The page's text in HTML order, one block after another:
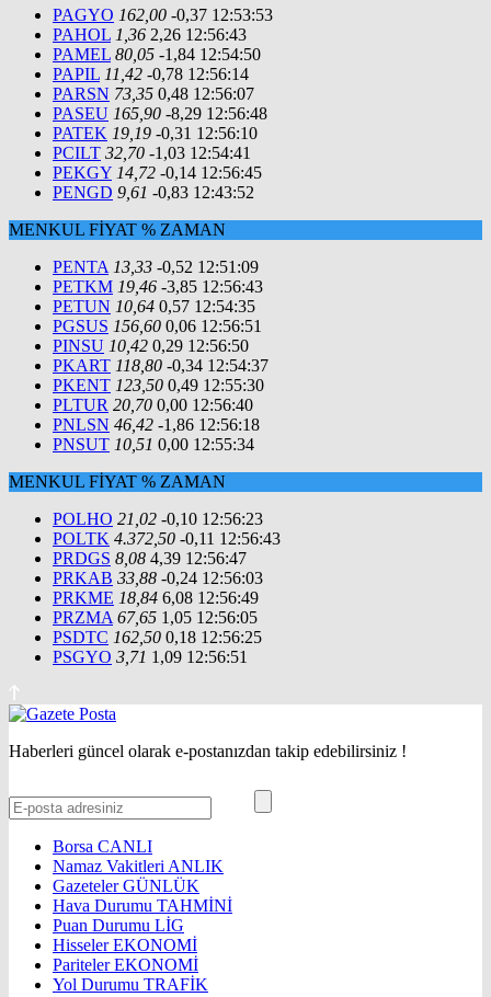
PAGYO 162,00 -0,37 12:53:53
PAHOL 1,36 2,26 12:56:43
PAMEL 80,05 -1,84 12:54:50
PAPIL 11,42 -0,78 12:56:14
PARSN 73,35 0,48 12:56:07
PASEU 165,90 -8,29 12:56:48
PATEK 19,19 -0,31 12:56:10
PCILT 32,70 -1,03 12:54:41
PEKGY 14,72 -0,14 12:56:45
PENGD 9,61 -0,83 12:43:52
MENKUL FİYAT % ZAMAN
PENTA 13,33 -0,52 12:51:09
PETKM 19,46 -3,85 12:56:43
PETUN 10,64 0,57 12:54:35
PGSUS 156,60 0,06 12:56:51
PINSU 10,42 0,29 12:56:50
PKART 118,80 -0,34 12:54:37
PKENT 123,50 0,49 12:55:30
PLTUR 20,70 0,00 12:56:40
PNLSN 46,42 -1,86 12:56:18
PNSUT 10,51 0,00 12:55:34
MENKUL FİYAT % ZAMAN
POLHO 21,02 -0,10 12:56:23
POLTK 4.372,50 -0,11 12:56:43
PRDGS 8,08 4,39 12:56:47
PRKAB 33,88 -0,24 12:56:03
PRKME 18,84 6,08 12:56:49
PRZMA 67,65 1,05 12:56:05
PSDTC 162,50 0,18 12:56:25
PSGYO 3,71 1,09 12:56:51
Haberleri güncel olarak e-postanızdan takip edebilirsiniz !
Borsa CANLI
Namaz Vakitleri ANLIK
GazetelerGÜNLÜK
Hava Durumu TAHMİNİ
Puan Durumu LİG
HisselerEKONOMİ
ParitelerEKONOMİ
Yol Durumu TRAFİK